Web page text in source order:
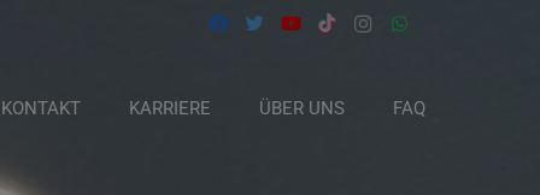
KONTAKT KARRIERE ÜBER UNS FAQ